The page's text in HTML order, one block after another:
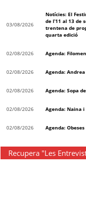
03/08/2026
Notícies: El
de l’11 al 13 de
trentena de
quarta edició
02/08/2026 Agenda:
02/08/2026 Agenda:
02/08/2026 Agenda: Sopa
02/08/2026 Agenda: Naina i
02/08/2026 Agenda:
Recupera "Les